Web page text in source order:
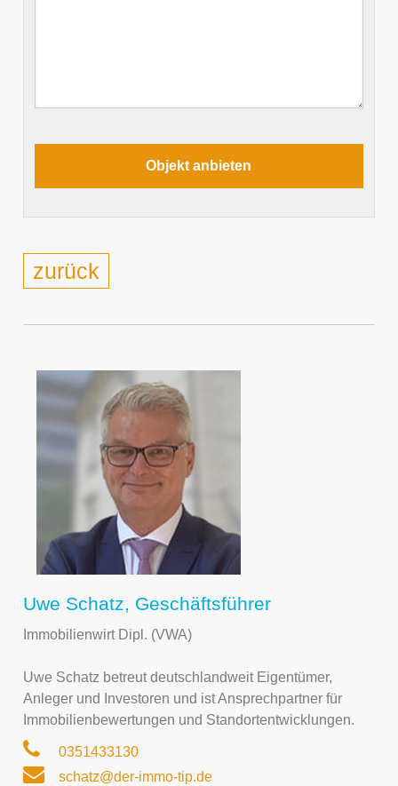
zurück
Uwe Schatz, Geschäftsführer
Immobilienwirt Dipl. (VWA)
Uwe Schatz betreut deutschlandweit Eigentümer,
Anleger und Investoren und ist Ansprechpartner für
Immobilienbewertungen und Standortentwicklungen.
0351433130
schatz@der-immo-tip.de